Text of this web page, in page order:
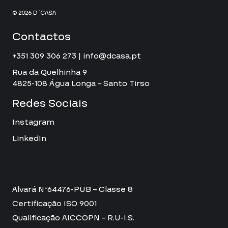
© 2026 D´CASA
Contactos
+351 309 306 273 | info@dcasa.pt
Rua da Quelhinha 9
4825-108 Água Longa – Santo Tirso
Redes Sociais
Instagram
LinkedIn
Alvará Nº64476-PUB – Classe 8
Certificação ISO 9001
Qualificação AICCOPN – R.U-I.S.